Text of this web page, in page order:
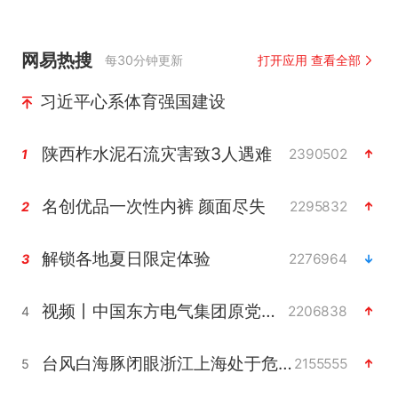
网易热搜 每30分钟更新 打开应用 查看全部
习近平心系体育强国建设
1 陕西柞水泥石流灾害致3人遇难 2390502
2 名创优品一次性内裤 颜面尽失 2295832
3 解锁各地夏日限定体验 2276964
4 视频丨中国东方电气集团原党组副书记、董事宋致远被查 2206838
5 台风白海豚闭眼浙江上海处于危险半圆 2155555